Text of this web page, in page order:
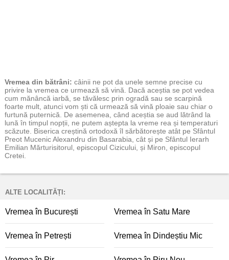
Vremea din bătrâni: câinii ne pot da unele semne precise cu
privire la vremea ce urmează să vină. Dacă aceștia se pot vedea
cum mănâncă iarbă, se tăvălesc prin ogradă sau se scarpină
foarte mult, atunci vom ști că urmează să vină ploaie sau chiar o
furtună puternică. De asemenea, când aceștia se aud lătrând la
lună în timpul nopții, ne putem aștepta la vreme rea și temperaturi
scăzute. Biserica creștină ortodoxă îl sărbătorește atât pe Sfântul
Preot Mucenic Alexandru din Basarabia, cât și pe Sfântul Ierarh
Emilian Mărturisitorul, episcopul Cizicului, și Miron, episcopul
Cretei.
ALTE LOCALITĂȚI:
Vremea în București Vremea în Satu Mare
Vremea în Petrești Vremea în Dindeștiu Mic